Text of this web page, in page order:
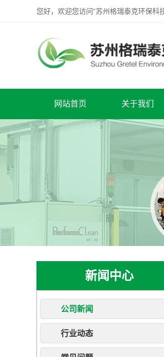
您好，欢迎您访问“苏州格瑞泰克环保科
网站首页 关于我们
新闻中心
公司新闻
行业动态